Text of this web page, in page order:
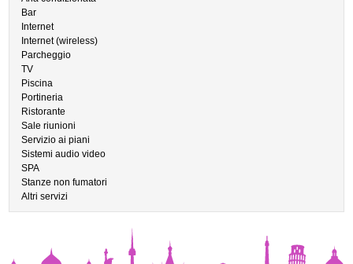
Bar
Internet
Internet (wireless)
Parcheggio
TV
Piscina
Portineria
Ristorante
Sale riunioni
Servizio ai piani
Sistemi audio video
SPA
Stanze non fumatori
Altri servizi